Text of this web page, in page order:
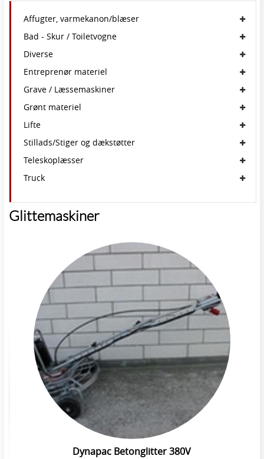
Affugter, varmekanon/blæser
Bad - Skur / Toiletvogne
Diverse
Entreprenør materiel
Grave / Læssemaskiner
Grønt materiel
Lifte
Stillads/Stiger og dækstøtter
Teleskoplæsser
Truck
Glittemaskiner
Dynapac Betonglitter 380V